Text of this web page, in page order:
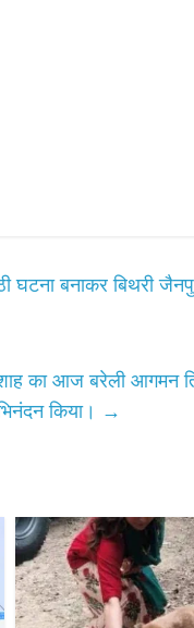
बनाकर बिथरी जैनपुर
का आज बरेली आगमन
किया। →